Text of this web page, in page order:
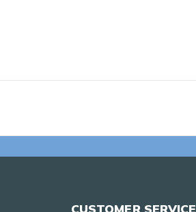
CUSTOMER SERVICE